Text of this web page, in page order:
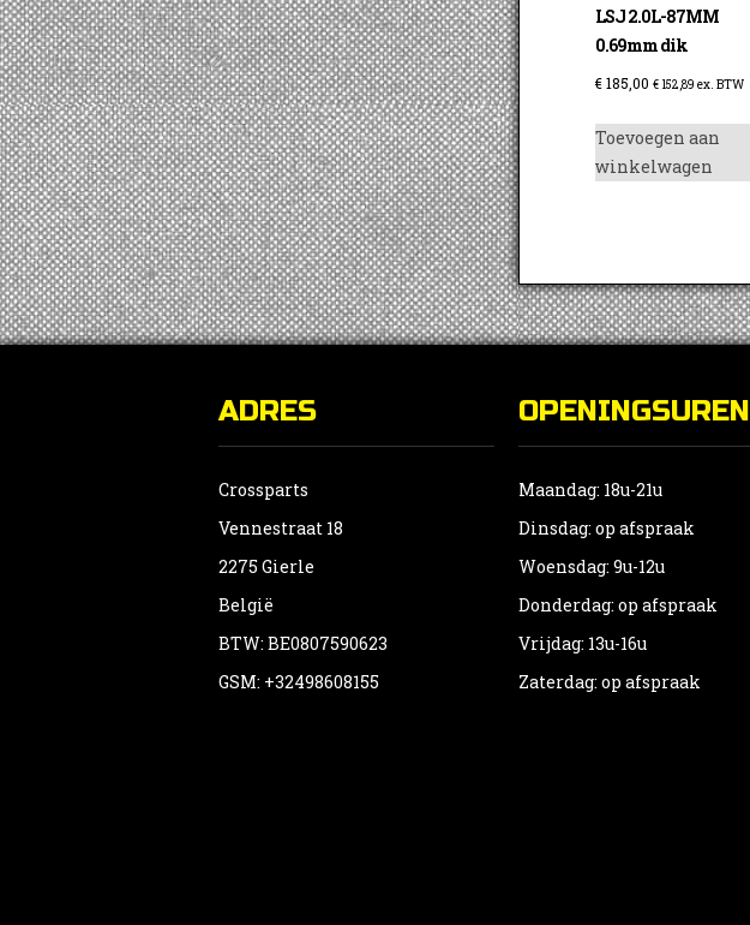
LSJ 2.0L-87MM
0.69mm dik
€185,00 € 152,89 ex. BTW
Toevoegen aan
winkelwagen
ADRES
Crossparts
Vennestraat 18
2275 Gierle
België
BTW: BE0807590623
GSM: +32498608155
OPENINGSUREN
Maandag: 18u-21u
Dinsdag: op afspraak
Woensdag: 9u-12u
Donderdag: op afspraak
Vrijdag: 13u-16u
Zaterdag: op afspraak